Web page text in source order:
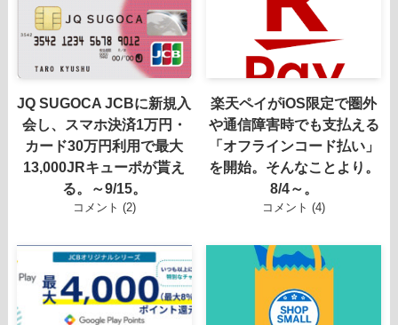
JQ SUGOCA JCBに新規入
会し、スマホ決済1万円・
カード30万円利用で最大
13,000JRキューポが貰え
る。～9/15。
コメント (2)
楽天ペイがiOS限定で圏外
や通信障害時でも支払える
「オフラインコード払い」
を開始。そんなことより。
8/4～。
コメント (4)